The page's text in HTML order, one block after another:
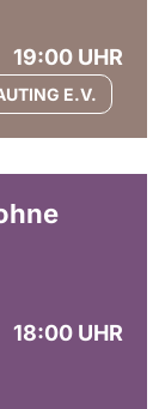
19:00 UHR
E.V.
18:00 UHR